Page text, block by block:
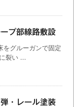
プ部線路敷設
をグルーガンで固定
裂い ...
・レール塗装